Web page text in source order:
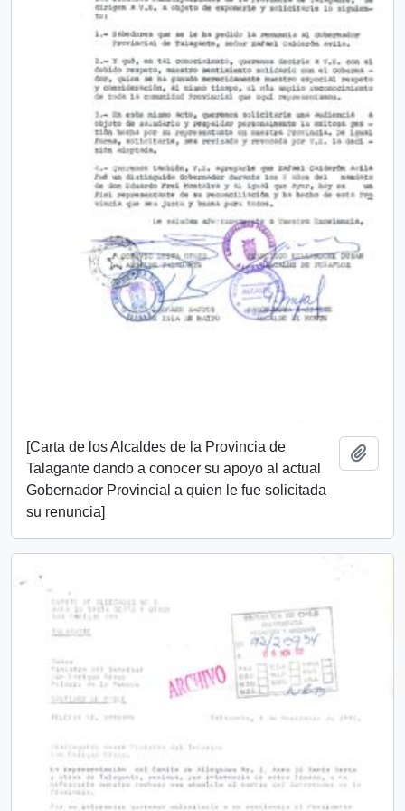
[Carta de los Alcaldes de la Provincia de
Talagante dando a conocer su apoyo al actual
Gobernador Provincial a quien le fue solicitada
su renuncia]